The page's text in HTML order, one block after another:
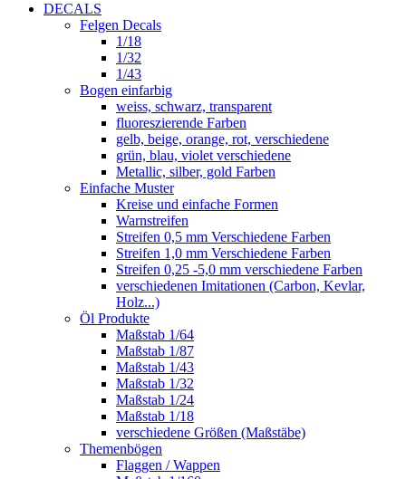
DECALS
Felgen Decals
1/18
1/32
1/43
Bogen einfarbig
weiss, schwarz, transparent
fluoreszierende Farben
gelb, beige, orange, rot, verschiedene
grün, blau, violet verschiedene
Metallic, silber, gold Farben
Einfache Muster
Kreise und einfache Formen
Warnstreifen
Streifen 0,5 mm Verschiedene Farben
Streifen 1,0 mm Verschiedene Farben
Streifen 0,25 -5,0 mm verschiedene Farben
verschiedenen Imitationen (Carbon, Kevlar,
Holz...)
Öl Produkte
Maßstab 1/64
Maßstab 1/87
Maßstab 1/43
Maßstab 1/32
Maßstab 1/24
Maßstab 1/18
verschiedene Größen (Maßstäbe)
Themenbögen
Flaggen / Wappen